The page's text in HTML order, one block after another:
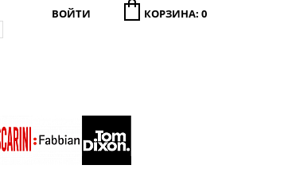
ВОЙТИ КОРЗИНА: 0